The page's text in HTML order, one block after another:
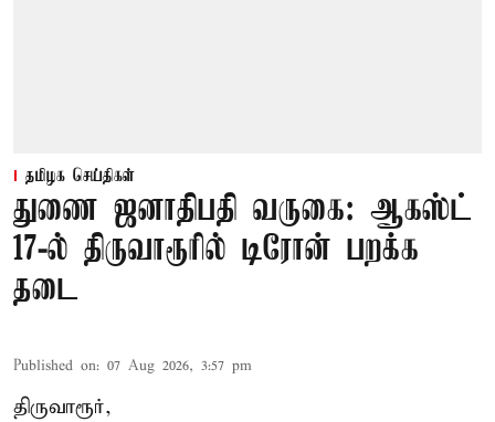
தமிழக செய்திகள்
துணை ஜனாதிபதி வருகை: ஆகஸ்ட்
17-ல் திருவாரூரில் டிரோன் பறக்க
தடை
Published on: 07 Aug 2026, 3:57 pm
திருவாரூர்,